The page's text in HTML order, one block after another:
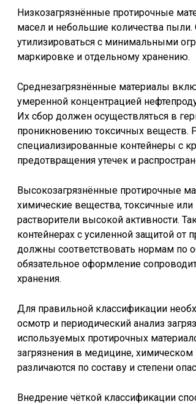
Низкозагрязнённые протирочные
масел и небольшие количества
утилизироваться с минимальными
маркировке и отдельному хранению.
Среднезагрязнённые материалы
умеренной концентрацией
Их сбор должен осуществляться в
проникновению токсичных веществ.
специализированные контейнеры с
предотвращения утечек и
Высокозагрязнённые протирочные
химические вещества, токсичные
растворители высокой активности.
контейнерах с усиленной защитой от
должны соответствовать нормам по
обязательное оформление
хранения.
Для правильной классификации
осмотр и периодический анализ
используемых протирочных
загрязнения в медицине,
различаются по составу и степени
Внедрение чёткой классификации